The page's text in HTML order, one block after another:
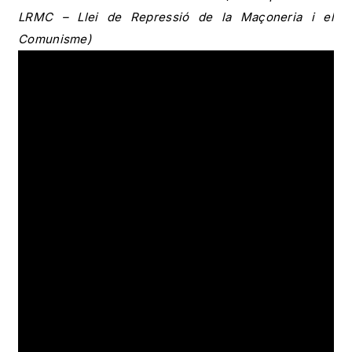
LRMC – Llei de Repressió de la Maçoneria i el
Comunisme)